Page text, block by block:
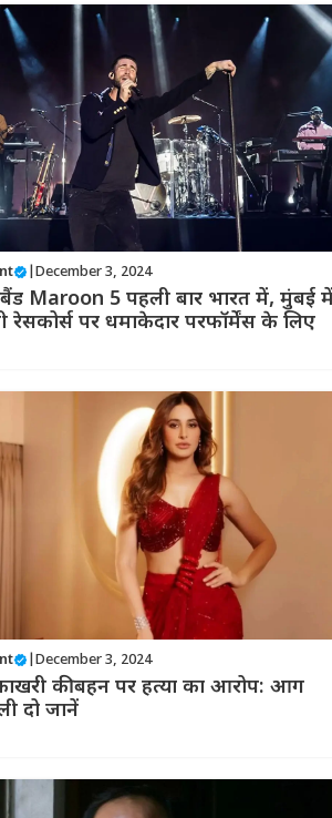
December 3, 2024
Maroon 5 पहली बार भारत में, मुंबई
रेसकोर्स पर धमाकेदार परफॉर्मेंस के लिए
December 3, 2024
की बहन पर हत्या का आरोप: आग
दो जानें